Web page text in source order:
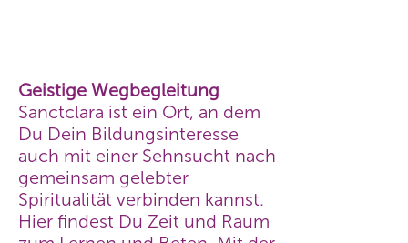
Geistige Wegbegleitung
Sanctclara ist ein Ort, an dem
Du Dein Bildungsinteresse
auch mit einer Sehnsucht nach
gemeinsam gelebter
Spiritualität verbinden kannst.
Hier findest Du Zeit und Raum